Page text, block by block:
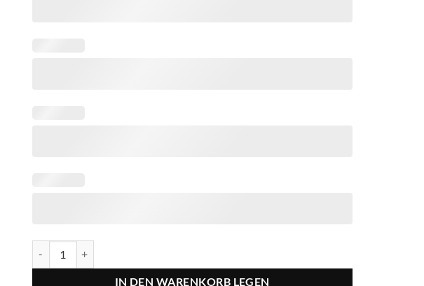
IN DEN WARENKORB LEGEN